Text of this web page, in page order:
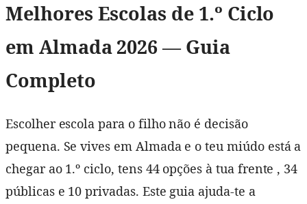
Melhores Escolas de 1.º Ciclo
em Almada 2026 — Guia
Completo
Escolher escola para o filho não é decisão
pequena. Se vives em Almada e o teu miúdo está a
chegar ao 1.º ciclo, tens 44 opções à tua frente , 34
públicas e 10 privadas. Este guia ajuda-te a